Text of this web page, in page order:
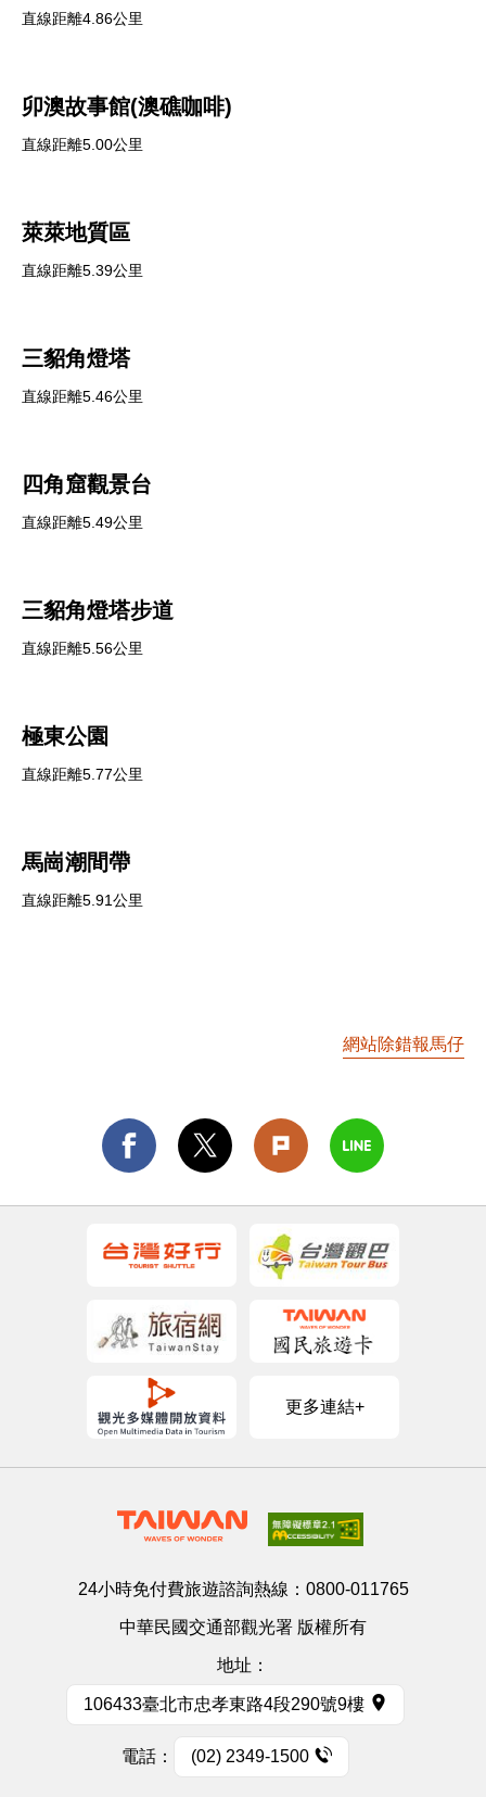
直線距離4.86公里
卯澳故事館(澳礁咖啡)
直線距離5.00公里
萊萊地質區
直線距離5.39公里
三貂角燈塔
直線距離5.46公里
四角窟觀景台
直線距離5.49公里
三貂角燈塔步道
直線距離5.56公里
極東公園
直線距離5.77公里
馬崗潮間帶
直線距離5.91公里
網站除錯報馬仔
更多連結+
24小時免付費旅遊諮詢熱線： 0800-011765
中華民國交通部觀光署 版權所有
地址：
106433臺北市忠孝東路4段290號9樓
電話： (02) 2349-1500